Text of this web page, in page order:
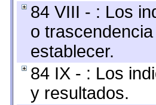
84 VIII - : Los
o
establecer.
84 IX - : Los
y resultados.